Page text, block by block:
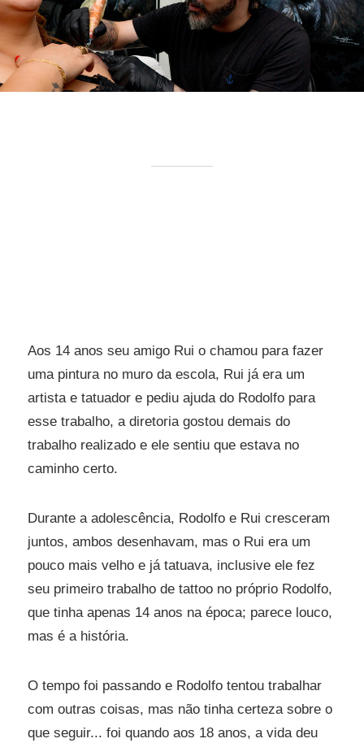
Aos 14 anos seu amigo Rui o chamou para fazer
uma pintura no muro da escola, Rui já era um
artista e tatuador e pediu ajuda do Rodolfo para
esse trabalho, a diretoria gostou demais do
trabalho realizado e ele sentiu que estava no
caminho certo.
Durante a adolescência, Rodolfo e Rui cresceram
juntos, ambos desenhavam, mas o Rui era um
pouco mais velho e já tatuava, inclusive ele fez
seu primeiro trabalho de tattoo no próprio Rodolfo,
que tinha apenas 14 anos na época; parece louco,
mas é a história.
O tempo foi passando e Rodolfo tentou trabalhar
com outras coisas, mas não tinha certeza sobre o
que seguir... foi quando aos 18 anos, a vida deu